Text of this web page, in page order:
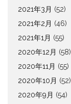
2021年3月 (52)
2021年2月 (46)
2021年1月 (55)
2020年12月 (58)
2020年11月 (55)
2020年10月 (52)
2020年9月 (54)